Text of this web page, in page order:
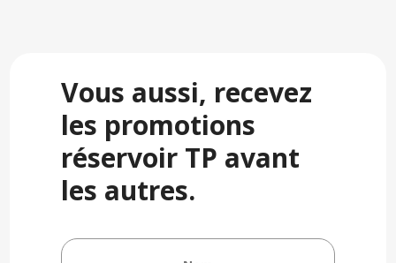
Vous aussi, recevez
les promotions
réservoir TP avant
les autres.